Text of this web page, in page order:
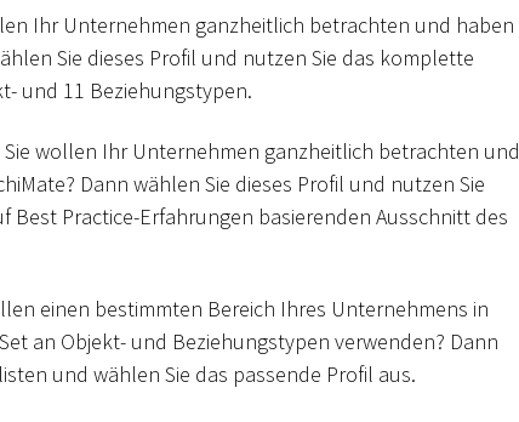
Ihr Unternehmen ganzheitlich betrachten und haben
Sie dieses Profil und nutzen Sie das komplette
und 11 Beziehungstypen.
Sie wollen Ihr Unternehmen ganzheitlich betrachten und
Dann wählen Sie dieses Profil und nutzen Sie
Practice-Erfahrungen basierenden Ausschnitt des
einen bestimmten Bereich Ihres Unternehmens in
an Objekt- und Beziehungstypen verwenden? Dann
und wählen Sie das passende Profil aus.